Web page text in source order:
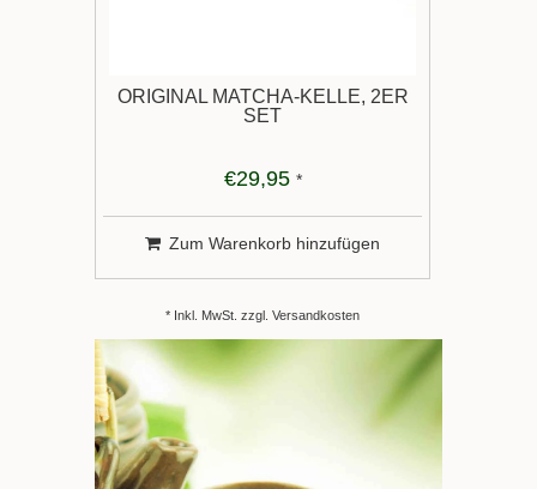
ORIGINAL MATCHA-KELLE, 2ER
SET
€29,95 *
Zum Warenkorb hinzufügen
* Inkl. MwSt. zzgl. Versandkosten